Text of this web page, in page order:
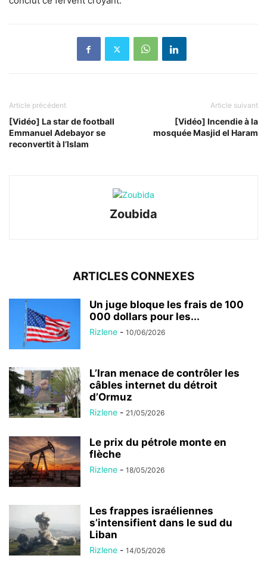
Article précédent
[Vidéo] La star de football
Emmanuel Adebayor se
reconvertit à l’Islam
Article suivant
[Vidéo] Incendie à la
mosquée Masjid el Haram
Zoubida
ARTICLES CONNEXES
Un juge bloque les frais de 100
000 dollars pour les...
Rizlene - 10/06/2026
L’Iran menace de contrôler les
câbles internet du détroit
d’Ormuz
Rizlene - 21/05/2026
Le prix du pétrole monte en
flèche
Rizlene - 18/05/2026
Les frappes israéliennes
s’intensifient dans le sud du
Liban
Rizlene - 14/05/2026